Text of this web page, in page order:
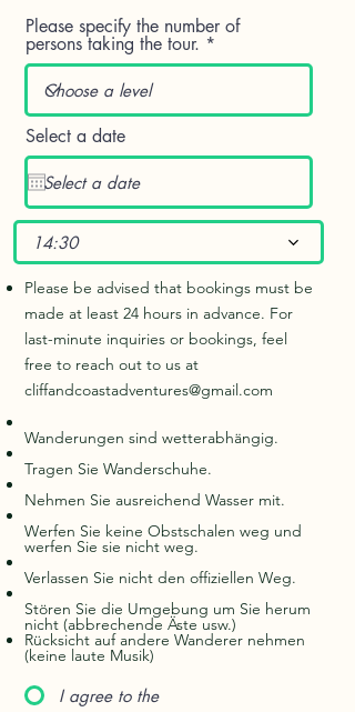
Please specify the number of
persons taking the tour.
Select a date
14:30
Please be advised that bookings must be
made at least 24 hours in advance. For
last-minute inquiries or bookings, feel
free to reach out to us at
cliffandcoastadventures@gmail.com
Wanderungen sind wetterabhängig.
Tragen Sie Wanderschuhe.
Nehmen Sie ausreichend Wasser mit.
Werfen Sie keine Obstschalen weg und
werfen Sie sie nicht weg.
Verlassen Sie nicht den offiziellen Weg.
Stören Sie die Umgebung um Sie herum
nicht (abbrechende Äste usw.)
Rücksicht auf andere Wanderer nehmen
(keine laute Musik)
I agree to the